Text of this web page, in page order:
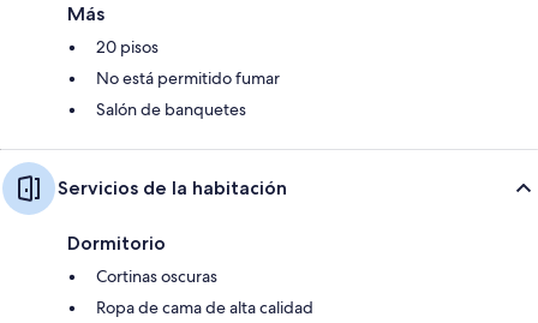
Más
20 pisos
No está permitido fumar
Salón de banquetes
Servicios de la habitación
Dormitorio
Cortinas oscuras
Ropa de cama de alta calidad